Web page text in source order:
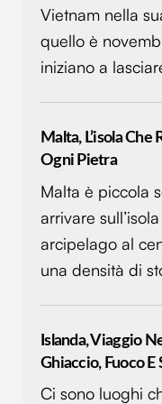
Vietnam nella
quello è
iniziano a
Malta, L’isola
Ogni Pietra
Malta è piccola
arrivare
arcipelago al
una densità di
Islanda, Viaggio
Ghiaccio, Fuoco E
Ci sono luoghi